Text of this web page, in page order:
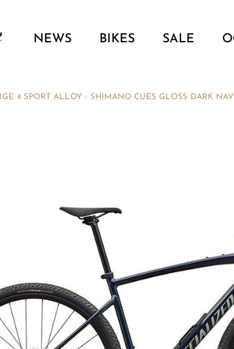
NEWS BIKES SALE
4 SPORT ALLOY - SHIMANO CUES GLOSS DARK